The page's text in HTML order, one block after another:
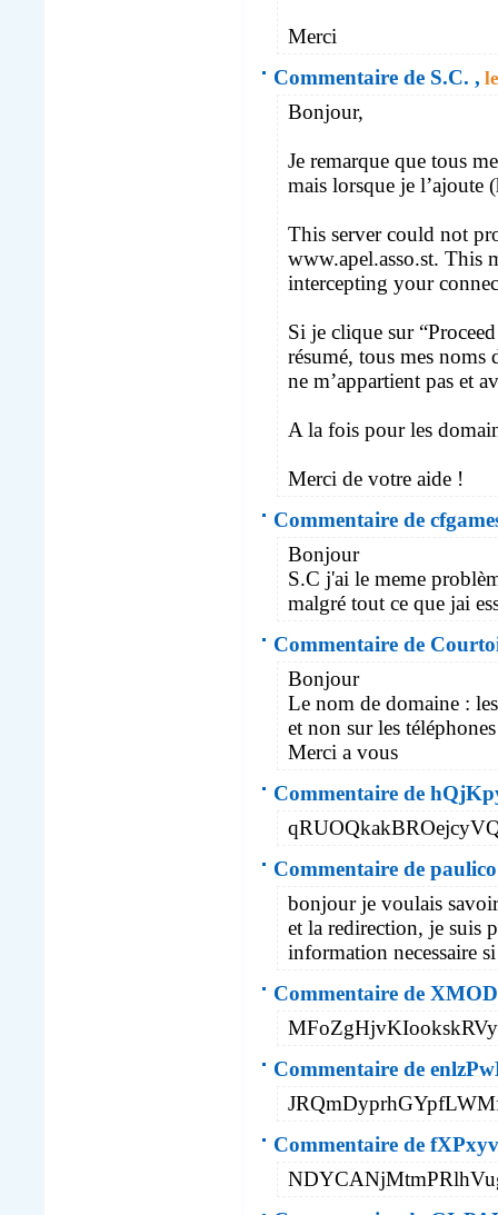
Merci
Commentaire de S.C. ,
Bonjour,
Je remarque que tous
mais lorsque je l’ajoute
This server could not
www.apel.asso.st. This
intercepting your
Si je clique sur
résumé, tous mes noms
ne m’appartient pas et
A la fois pour les
Merci de votre aide !
Commentaire de
Bonjour
S.C j'ai le meme
malgré tout ce que jai
Commentaire de
Bonjour
Le nom de domaine :
et non sur les
Merci a vous
Commentaire de
Commentaire de
bonjour je voulais
et la redirection, je suis
information necessaire
Commentaire de
Commentaire de
Commentaire de